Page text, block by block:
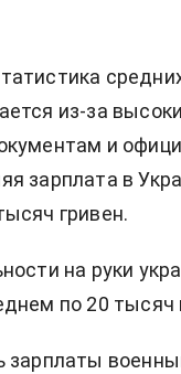
из-за
и
зарплата в
гривен.
на руки
по 20 тысяч
зарплаты